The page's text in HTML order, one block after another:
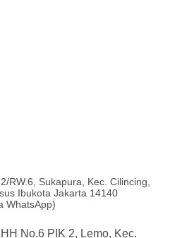
RW.6, Sukapura, Kec. Cilincing,
Ibukota Jakarta 14140
WhatsApp)
No.6 PIK 2, Lemo, Kec.